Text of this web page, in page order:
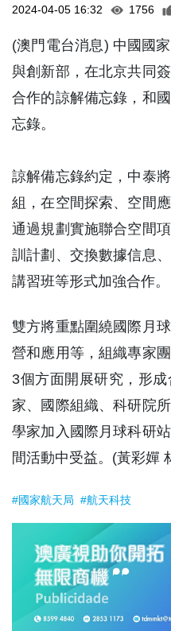
2024-04-05 16:32 1756
(澳門電台消息) 中國國
與創新部，在北京共同
合作的諒解備忘錄，和
忘錄。
諒解備忘錄約定，中泰
組，在空間探索、空間
通過規劃實施聯合空間
訓計劃、交換數據信息
講習班等形式加強合作。
雙方將重點圍繞國際月
營和應用等，組織專家
3個方面開展研究，形
家、國際組織、科研院
學家加入國際月球科研
間活動中受益。(黃彩嬋
#國家航天局 #航天科技